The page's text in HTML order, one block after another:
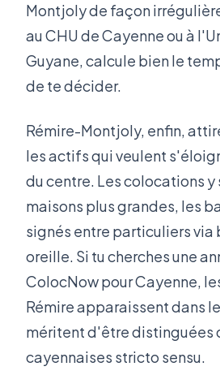
Montjoly de façon
au CHU de Cayenne ou à
Guyane, calcule bien le
de te décider.
Rémire-Montjoly, enfin,
les actifs qui veulent
du centre. Les colocations y
maisons plus grandes, les
signés entre particuliers via
oreille. Si tu cherches une
ColocNow pour Cayenne,
Rémire apparaissent dans
méritent d'être distinguées
cayennaises stricto sensu.